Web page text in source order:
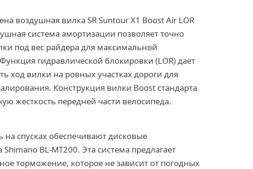
воздушная вилка SR Suntour X1 Boost Air LOR
система амортизации позволяет точно
под вес райдера для максимальной
гидравлической блокировки (LOR) дает
ход вилки на ровных участках дороги для
Конструкция вилки Boost стандарта
жесткость передней части велосипеда.
на спусках обеспечивают дисковые
BL-MT200. Эта система предлагает
торможение, которое не зависит от погодных